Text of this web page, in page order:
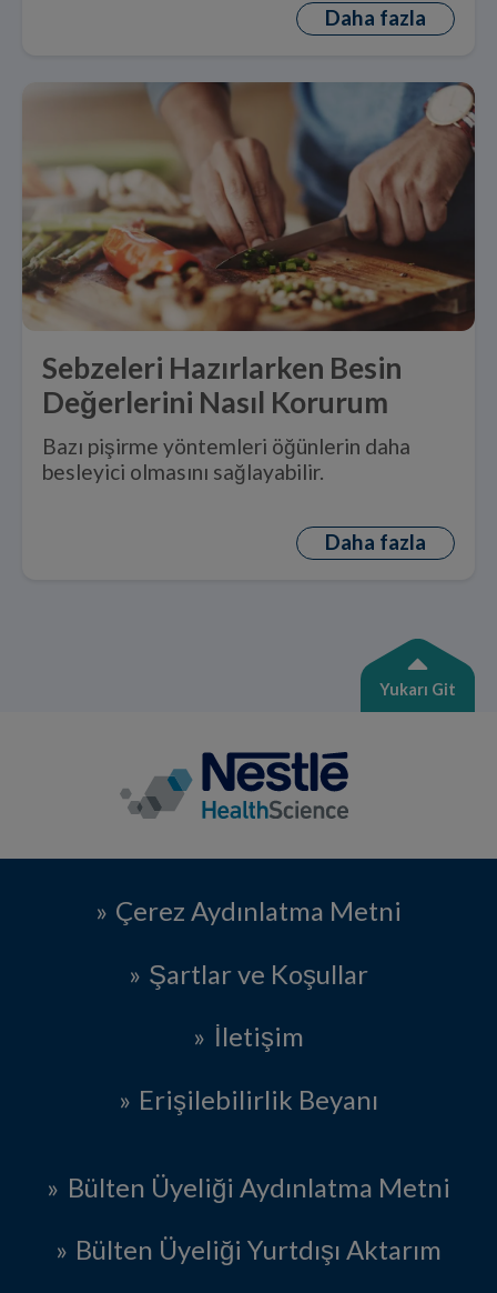
Daha fazla
Sebzeleri Hazırlarken Besin
Değerlerini Nasıl Korurum
Bazı pişirme yöntemleri öğünlerin daha
besleyici olmasını sağlayabilir.
Daha fazla
Yukarı Git
Çerez Aydınlatma Metni
Şartlar ve Koşullar
İletişim
Erişilebilirlik Beyanı
Bülten Üyeliği Aydınlatma Metni
Bülten Üyeliği Yurtdışı Aktarım